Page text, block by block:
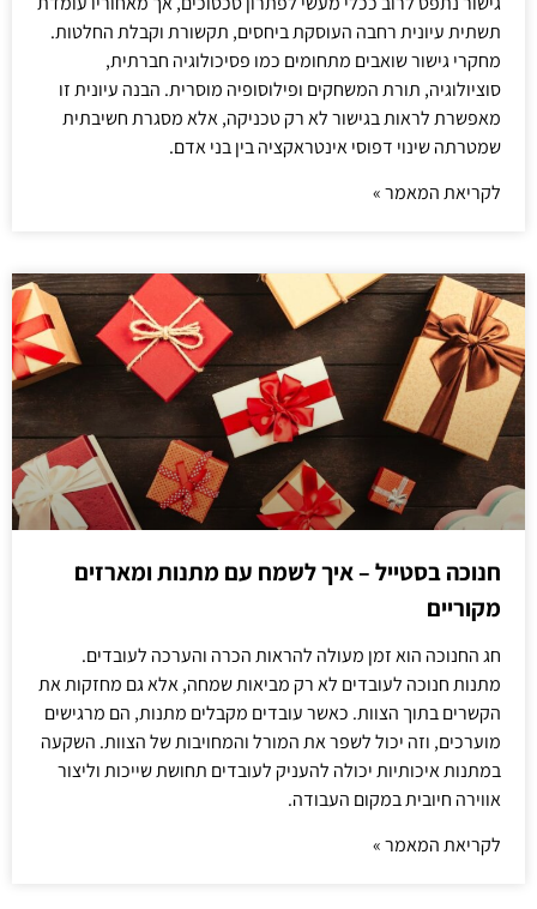
תשתית עיונית רחבה העוסקת ביחסים, תקשורת וקבלת החלטות.
מחקרי גישור שואבים מתחומים כמו פסיכולוגיה חברתית,
סוציולוגיה, תורת המשחקים ופילוסופיה מוסרית. הבנה עיונית זו
מאפשרת לראות בגישור לא רק טכניקה, אלא מסגרת חשיבתית
שמטרתה שינוי דפוסי אינטראקציה בין בני אדם.
לקריאת המאמר »
חנוכה בסטייל – איך לשמח עם מתנות ומארזים
מקוריים
חג החנוכה הוא זמן מעולה להראות הכרה והערכה לעובדים.
מתנות חנוכה לעובדים לא רק מביאות שמחה, אלא גם מחזקות את
הקשרים בתוך הצוות. כאשר עובדים מקבלים מתנות, הם מרגישים
מוערכים, וזה יכול לשפר את המורל והמחויבות של הצוות. השקעה
במתנות איכותיות יכולה להעניק לעובדים תחושת שייכות וליצור
אווירה חיובית במקום העבודה.
לקריאת המאמר »